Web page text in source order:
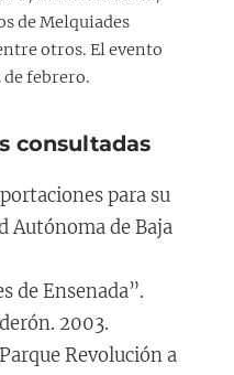
de Melquiades
otros. El evento
de febrero.
consultadas
para su
Autónoma de Baja
de Ensenada”.
2003.
Revolución a